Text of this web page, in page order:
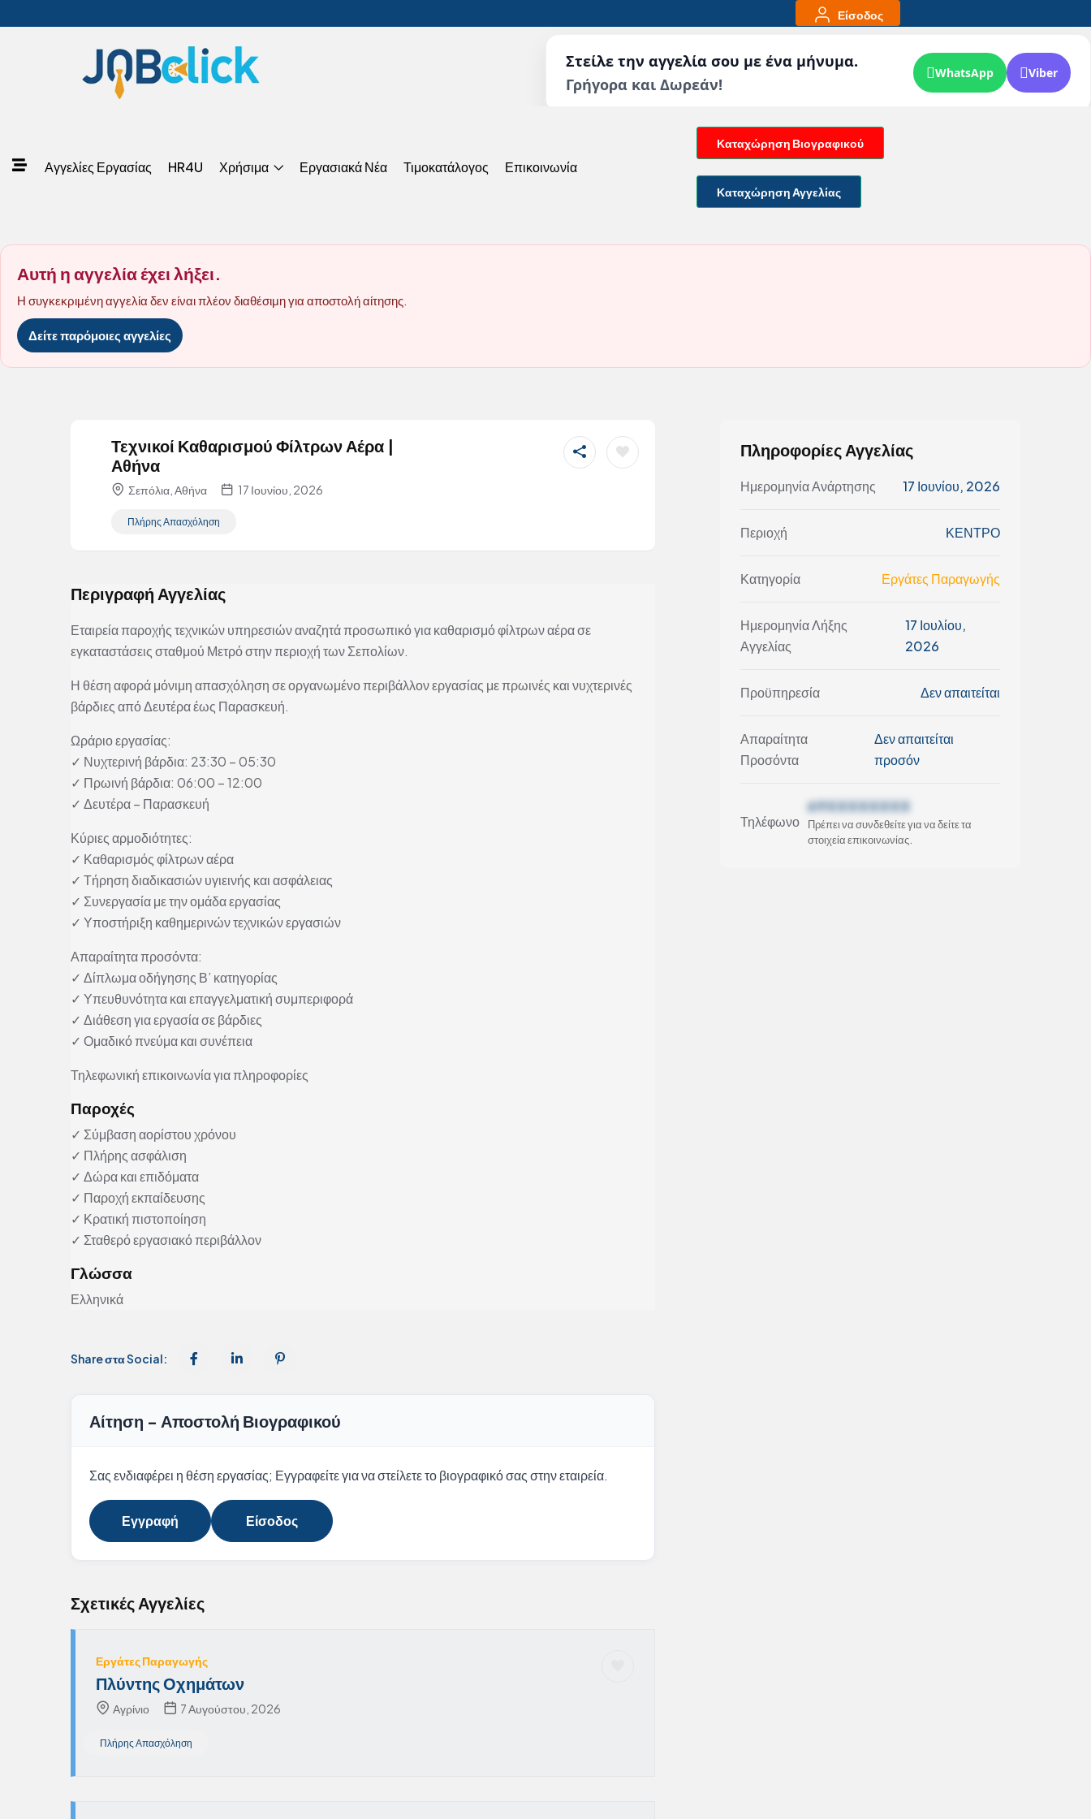
Είσοδος
Στείλε την αγγελία σου με ένα μήνυμα.
Γρήγορα και Δωρεάν!
WhatsApp Viber
Αγγελίες Εργασίας HR4U Χρήσιμα Εργασιακά Νέα Τιμοκατάλογος Επικοινωνία
Καταχώρηση Βιογραφικού
Καταχώρηση Αγγελίας
Αυτή η αγγελία έχει λήξει.
Η συγκεκριμένη αγγελία δεν είναι πλέον διαθέσιμη για αποστολή αίτησης.
Δείτε παρόμοιες αγγελίες
Τεχνικοί Καθαρισμού Φίλτρων Αέρα |
Αθήνα
Σεπόλια, Αθήνα 17 Ιουνίου, 2026
Πλήρης Απασχόληση
Περιγραφή Αγγελίας
Εταιρεία παροχής τεχνικών υπηρεσιών αναζητά προσωπικό για καθαρισμό φίλτρων αέρα σε
εγκαταστάσεις σταθμού Μετρό στην περιοχή των Σεπολίων.
Η θέση αφορά μόνιμη απασχόληση σε οργανωμένο περιβάλλον εργασίας με πρωινές και νυχτερινές
βάρδιες από Δευτέρα έως Παρασκευή.
Ωράριο εργασίας:
✓ Νυχτερινή βάρδια: 23:30 – 05:30
✓ Πρωινή βάρδια: 06:00 – 12:00
✓ Δευτέρα – Παρασκευή
Κύριες αρμοδιότητες:
✓ Καθαρισμός φίλτρων αέρα
✓ Τήρηση διαδικασιών υγιεινής και ασφάλειας
✓ Συνεργασία με την ομάδα εργασίας
✓ Υποστήριξη καθημερινών τεχνικών εργασιών
Απαραίτητα προσόντα:
✓ Δίπλωμα οδήγησης Β’ κατηγορίας
✓ Υπευθυνότητα και επαγγελματική συμπεριφορά
✓ Διάθεση για εργασία σε βάρδιες
✓ Ομαδικό πνεύμα και συνέπεια
Τηλεφωνική επικοινωνία για πληροφορίες
Παροχές
✓ Σύμβαση αορίστου χρόνου
✓ Πλήρης ασφάλιση
✓ Δώρα και επιδόματα
✓ Παροχή εκπαίδευσης
✓ Κρατική πιστοποίηση
✓ Σταθερό εργασιακό περιβάλλον
Γλώσσα
Ελληνικά
Share στα Social:
Αίτηση - Αποστολή Βιογραφικού
Σας ενδιαφέρει η θέση εργασίας; Εγγραφείτε για να στείλετε το βιογραφικό σας στην εταιρεία.
Εγγραφή Είσοδος
Σχετικές Αγγελίες
Εργάτες Παραγωγής
Πλύντης Οχημάτων
Αγρίνιο 7 Αυγούστου, 2026
Πλήρης Απασχόληση
Πληροφορίες Αγγελίας
Ημερομηνία Ανάρτησης 17 Ιουνίου, 2026
Περιοχή ΚΕΝΤΡΟ
Κατηγορία Εργάτες Παραγωγής
Ημερομηνία Λήξης
Αγγελίας
17 Ιουλίου,
2026
Προϋπηρεσία Δεν απαιτείται
Απαραίτητα
Προσόντα
Δεν απαιτείται
προσόν
Τηλέφωνο
69XXXXXXXX
Πρέπει να συνδεθείτε για να δείτε τα
στοιχεία επικοινωνίας.